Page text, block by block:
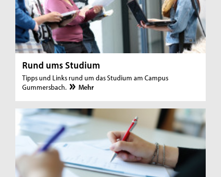
Rund ums Studium
Tipps und Links rund um das Studium am Campus
Gummersbach.
Mehr